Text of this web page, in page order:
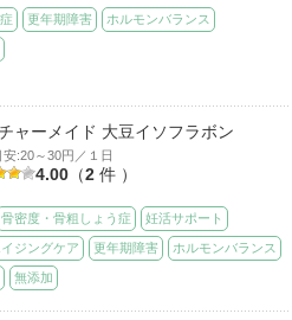
更年期障害 ホルモンバランス
ャーメイド 大豆イソフラボン
:20～30円／１日
4.00（2件 ）
骨密度・骨粗しょう症 妊活サポート
イジングケア 更年期障害 ホルモンバランス
無添加